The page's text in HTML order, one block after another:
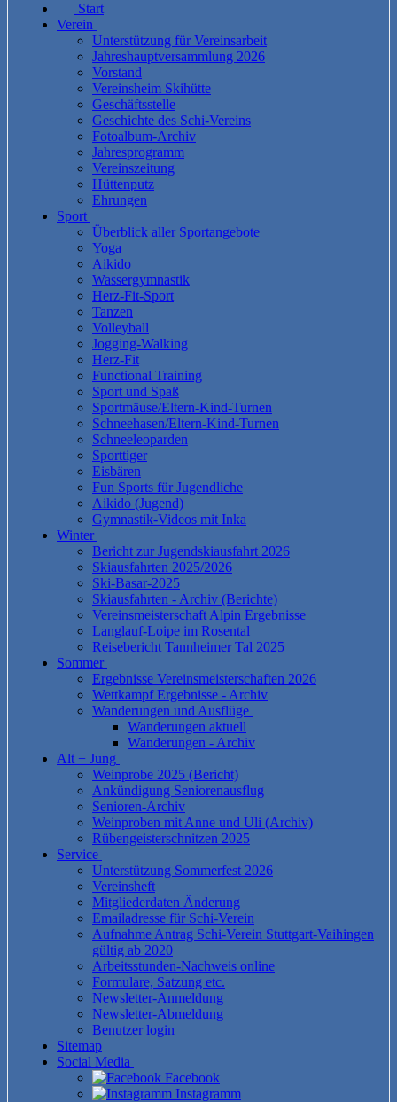
Start
Verein
Unterstützung für Vereinsarbeit
Jahreshauptversammlung 2026
Vorstand
Vereinsheim Skihütte
Geschäftsstelle
Geschichte des Schi-Vereins
Fotoalbum-Archiv
Jahresprogramm
Vereinszeitung
Hüttenputz
Ehrungen
Sport
Überblick aller Sportangebote
Yoga
Aikido
Wassergymnastik
Herz-Fit-Sport
Tanzen
Volleyball
Jogging-Walking
Herz-Fit
Functional Training
Sport und Spaß
Sportmäuse/Eltern-Kind-Turnen
Schneehasen/Eltern-Kind-Turnen
Schneeleoparden
Sporttiger
Eisbären
Fun Sports für Jugendliche
Aikido (Jugend)
Gymnastik-Videos mit Inka
Winter
Bericht zur Jugendskiausfahrt 2026
Skiausfahrten 2025/2026
Ski-Basar-2025
Skiausfahrten - Archiv (Berichte)
Vereinsmeisterschaft Alpin Ergebnisse
Langlauf-Loipe im Rosental
Reisebericht Tannheimer Tal 2025
Sommer
Ergebnisse Vereinsmeisterschaften 2026
Wettkampf Ergebnisse - Archiv
Wanderungen und Ausflüge
Wanderungen aktuell
Wanderungen - Archiv
Alt + Jung
Weinprobe 2025 (Bericht)
Ankündigung Seniorenausflug
Senioren-Archiv
Weinproben mit Anne und Uli (Archiv)
Rübengeisterschnitzen 2025
Service
Unterstützung Sommerfest 2026
Vereinsheft
Mitgliederdaten Änderung
Emailadresse für Schi-Verein
Aufnahme Antrag Schi-Verein Stuttgart-Vaihingen
gültig ab 2020
Arbeitsstunden-Nachweis online
Formulare, Satzung etc.
Newsletter-Anmeldung
Newsletter-Abmeldung
Benutzer login
Sitemap
Social Media
Facebook
Instagramm